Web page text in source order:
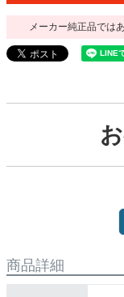
メーカー純正品では
商品詳細